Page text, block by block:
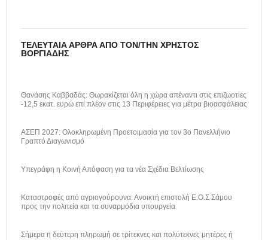
ΤΕΛΕΥΤΑΊΑ ΆΡΘΡΑ ΑΠΌ ΤΟΝ/ΤΗΝ ΧΡΉΣΤΟΣ
ΒΟΡΓΙΆΔΗΣ
Θανάσης Καββαδάς: Θωρακίζεται όλη η χώρα απέναντι στις επιζωοτίες
-12,5 εκατ. ευρώ επί πλέον στις 13 Περιφέρειες για μέτρα βιοασφάλειας
ΑΣΕΠ 2027: Ολοκληρωμένη Προετοιμασία για τον 3ο Πανελλήνιο
Γραπτό Διαγωνισμό
Υπεγράφη η Κοινή Απόφαση για τα νέα Σχέδια Βελτίωσης
Καταστροφές από αγριογούρουνα: Ανοικτή επιστολή Ε.Ο.Σ Σάμου
προς την πολιτεία και τα συναρμόδια υπουργεία
Σήμερα η δεύτερη πληρωμή σε τρίτεκνες και πολύτεκνες μητέρες ή